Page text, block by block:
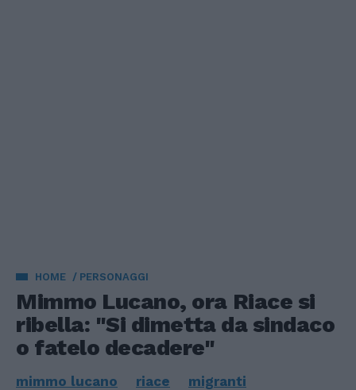
HOME PERSONAGGI
Mimmo Lucano, ora Riace si
ribella: "Si dimetta da sindaco
o fatelo decadere"
mimmo lucano riace migranti